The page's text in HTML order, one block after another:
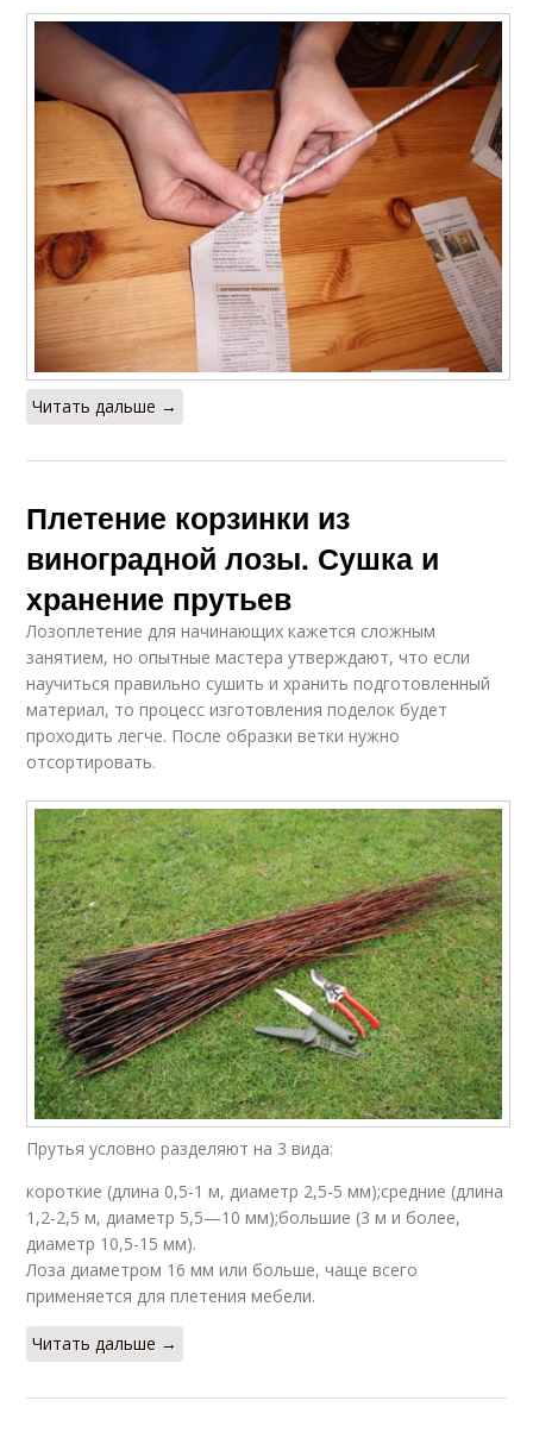
Читать дальше →
Плетение корзинки из
виноградной лозы. Сушка и
хранение прутьев
Лозоплетение для начинающих кажется сложным
занятием, но опытные мастера утверждают, что если
научиться правильно сушить и хранить подготовленный
материал, то процесс изготовления поделок будет
проходить легче. После образки ветки нужно
отсортировать.
Прутья условно разделяют на 3 вида:
короткие (длина 0,5-1 м, диаметр 2,5-5 мм);средние (длина
1,2-2,5 м, диаметр 5,5—10 мм);большие (3 м и более,
диаметр 10,5-15 мм).
Лоза диаметром 16 мм или больше, чаще всего
применяется для плетения мебели.
Читать дальше →